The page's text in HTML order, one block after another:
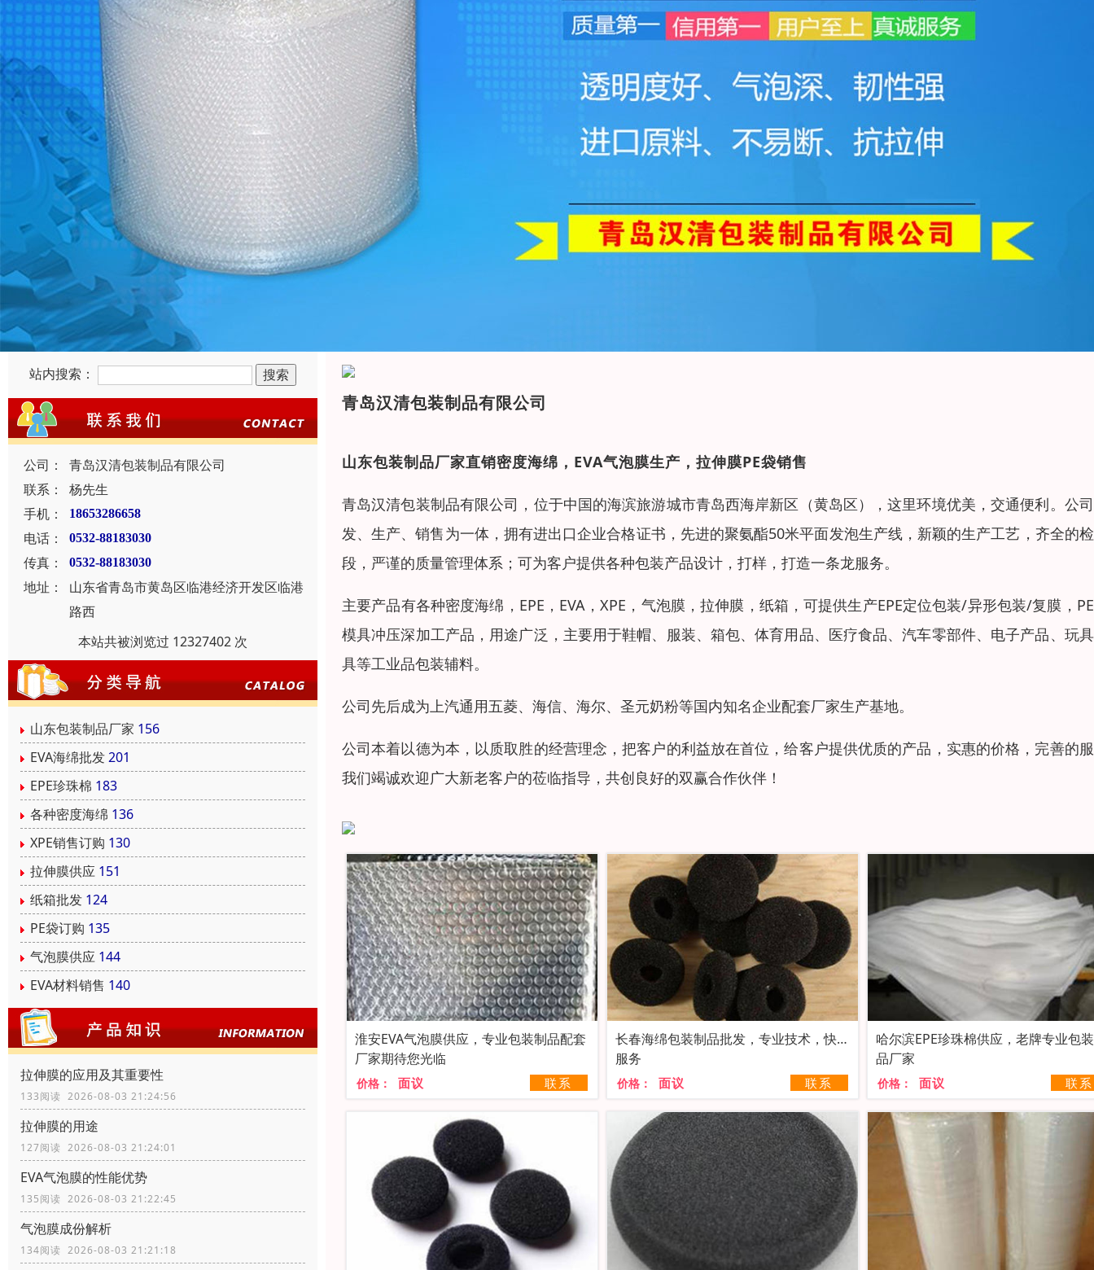
站内搜索：
公司：
青岛汉清包装制品有限公司
联系：
杨先生
手机：
18653286658
电话： 0532-88183030
传真： 0532-88183030
地址：
山东省青岛市黄岛区临港经济开发区临港
路西
本站共被浏览过 12327402 次
山东包装制品厂家 156
EVA海绵批发201
EPE珍珠棉 183
各种密度海绵 136
XPE销售订购 130
拉伸膜供应 151
纸箱批发 124
PE袋订购 135
气泡膜供应 144
EVA材料销售 140
拉伸膜的应用及其重要性
133阅读 2026-08-03 21:24:56
拉伸膜的用途
127阅读 2026-08-03 21:24:01
EVA气泡膜的性能优势
135阅读 2026-08-03 21:22:45
气泡膜成份解析
134阅读 2026-08-03 21:21:18
青岛汉清包装制品有限公司
山东包装制品厂家直销密度海绵，EVA气泡膜生产，拉伸膜PE袋销售
青岛汉清包装制品有限公司，位于中国的海滨旅游城市青岛西海岸新区（黄岛区），这里环境优美，交通便利。公
发、生产、销售为一体，拥有进出口企业合格证书，先进的聚氨酯50米平面发泡生产线，新颖的生产工艺，齐全的
段，严谨的质量管理体系；可为客户提供各种包装产品设计，打样，打造一条龙服务。
主要产品有各种密度海绵，EPE，EVA，XPE，气泡膜，拉伸膜，纸箱，可提供生产EPE定位包装/异形包装/复膜，
模具冲压深加工产品，用途广泛，主要用于鞋帽、服装、箱包、体育用品、医疗食品、汽车零部件、电子产品、玩
具等工业品包装辅料。
公司先后成为上汽通用五菱、海信、海尔、圣元奶粉等国内知名企业配套厂家生产基地。
公司本着以德为本，以质取胜的经营理念，把客户的利益放在首位，给客户提供优质的产品，实惠的价格，完善的
我们竭诚欢迎广大新老客户的莅临指导，共创良好的双赢合作伙伴！
淮安EVA气泡膜供应，专业包装制品配套
厂家期待您光临
价格： 面议 联系
长春海绵包装制品批发，专业技术，快捷
服务
价格： 面议 联系
哈尔滨EPE珍珠棉供应，老牌专业包
品厂家
价格： 面议 联系